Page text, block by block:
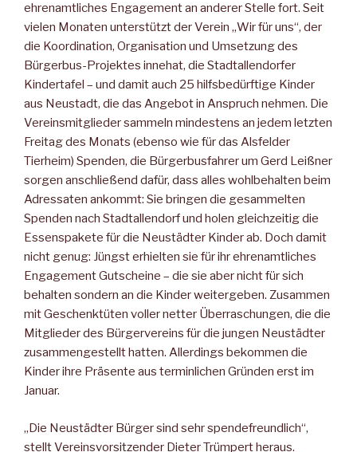
ehrenamtliches Engagement an anderer Stelle fort. Seit
vielen Monaten unterstützt der Verein „Wir für uns“, der
die Koordination, Organisation und Umsetzung des
Bürgerbus-Projektes innehat, die Stadtallendorfer
Kindertafel – und damit auch 25 hilfsbedürftige Kinder
aus Neustadt, die das Angebot in Anspruch nehmen. Die
Vereinsmitglieder sammeln mindestens an jedem letzten
Freitag des Monats (ebenso wie für das Alsfelder
Tierheim) Spenden, die Bürgerbusfahrer um Gerd Leißner
sorgen anschließend dafür, dass alles wohlbehalten beim
Adressaten ankommt: Sie bringen die gesammelten
Spenden nach Stadtallendorf und holen gleichzeitig die
Essenspakete für die Neustädter Kinder ab. Doch damit
nicht genug: Jüngst erhielten sie für ihr ehrenamtliches
Engagement Gutscheine – die sie aber nicht für sich
behalten sondern an die Kinder weitergeben. Zusammen
mit Geschenktüten voller netter Überraschungen, die die
Mitglieder des Bürgervereins für die jungen Neustädter
zusammengestellt hatten. Allerdings bekommen die
Kinder ihre Präsente aus terminlichen Gründen erst im
Januar.
„Die Neustädter Bürger sind sehr spendefreundlich“,
stellt Vereinsvorsitzender Dieter Trümpert heraus.